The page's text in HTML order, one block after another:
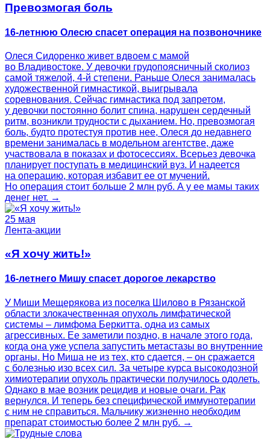
Превозмогая боль
16-летнюю Олесю спасет операция на позвоночнике
Олеся Сидоренко живет вдвоем с мамой
во Владивостоке. У девочки грудопоясничный сколиоз
самой тяжелой, 4-й степени. Раньше Олеся занималась
художественной гимнастикой, выигрывала
соревнования. Сейчас гимнастика под запретом,
у девочки постоянно болит спина, нарушен сердечный
ритм, возникли трудности с дыханием. Но, превозмогая
боль, будто протестуя против нее, Олеся до недавнего
времени занималась в модельном агентстве, даже
участвовала в показах и фотосессиях. Всерьез девочка
планирует поступать в медицинский вуз. И надеется
на операцию, которая избавит ее от мучений.
Но операция стоит больше 2 млн руб. А у ее мамы таких
денег нет. →
25 мая
Лента-акции
«Я хочу жить!»
16-летнего Мишу спасет дорогое лекарство
У Миши Мещерякова из поселка Шилово в Рязанской
области злокачественная опухоль лимфатической
системы – лимфома Беркитта, одна из самых
агрессивных. Ее заметили поздно, в начале этого года,
когда она уже успела запустить метастазы во внутренние
органы. Но Миша не из тех, кто сдается, – он сражается
с болезнью изо всех сил. За четыре курса высокодозной
химиотерапии опухоль практически получилось одолеть.
Однако в мае возник рецидив и новые очаги. Рак
вернулся. И теперь без специфической иммунотерапии
с ним не справиться. Мальчику жизненно необходим
препарат стоимостью более 2 млн руб. →